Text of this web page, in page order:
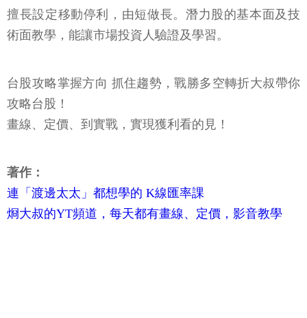
擅長設定移動停利，由短做長。潛力股的基本面及技
術面教學，能讓市場投資人驗證及學習。
台股攻略掌握方向 抓住趨勢，戰勝多空轉折大叔帶你
攻略台股！
畫線、定價、到實戰，實現獲利看的見！
著作：
連「渡邊太太」都想學的 K線匯率課
烱大叔的YT頻道，每天都有畫線、定價，影音教學